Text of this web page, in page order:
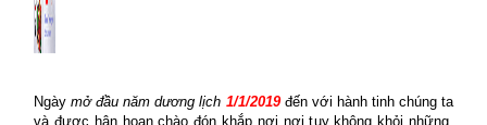
Ngàymở đầu năm dương lịch 1/1/2019 đến với hành tinh chúng ta
và được hân hoan chào đón khắp nơi nơi tuy không khỏi những